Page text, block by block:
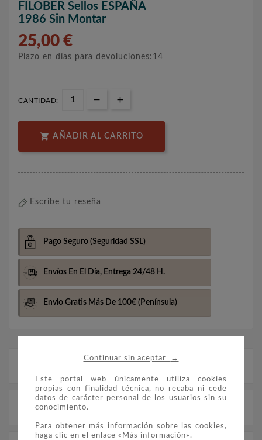
Continuar sin aceptar →
Este portal web únicamente utiliza cookies
propias con finalidad técnica, no recaba ni cede
datos de carácter personal de los usuarios sin su
conocimiento.
Para obtener más información sobre las cookies,
haga clic en el enlace «Más información».
FILOBER Sellos ESPAÑA
1986 Sin Montar
25,00 €
Plazo en días para devoluciones:14
CANTIDAD:
 AÑADIR AL CARRITO
Escribe tu reseña
Pago Seguro (Seguridad SSL)
Envíos En El Día, Entrega 24/48 H.
Envio Gratis Más De 100€ (Península)
Detalles del producto